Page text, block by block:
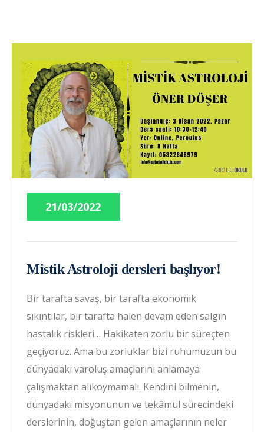
21/03/2022
Mistik Astroloji dersleri başlıyor!
Bir tarafta savaş, bir tarafta ekonomik
sıkıntılar, bir tarafta halen devam eden salgın
hastalık riskleri… Hakikaten zorlu bir süreçten
geçiyoruz. Ama bu zorluklar bizi ruhumuzun bu
dünyadaki varoluş amaçlarını anlamaya
çalışmaktan alıkoymamalı. Kendini bilmenin,
dünyadaki misyonunun ve tekâmül sürecindeki
derslerinin, doğuştan gelen amaçlarının neler